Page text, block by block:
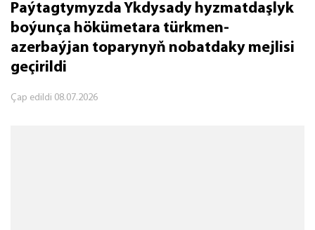
Paýtagtymyzda Ykdysady hyzmatdaşlyk
boýunça hökümetara türkmen-
azerbaýjan toparynyň nobatdaky mejlisi
geçirildi
Çap edildi 08.07.2026